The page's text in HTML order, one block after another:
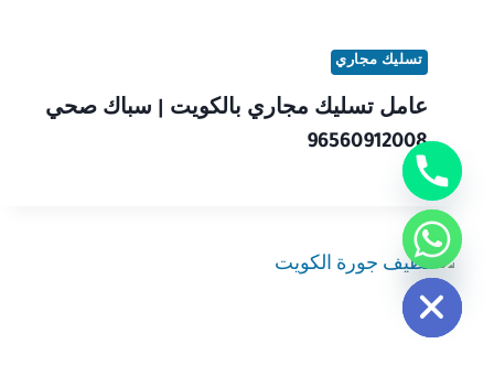
تسليك مجاري
عامل تسليك مجاري​ بالكويت | سباك صحي
96560912008
Hide
chaty